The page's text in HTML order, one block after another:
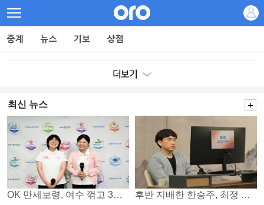
최신 뉴스
OK 만세보령, 여수 꺾고 3연패 탈출 후반 지배한 한승주, 최정 꺾고 8강 진출